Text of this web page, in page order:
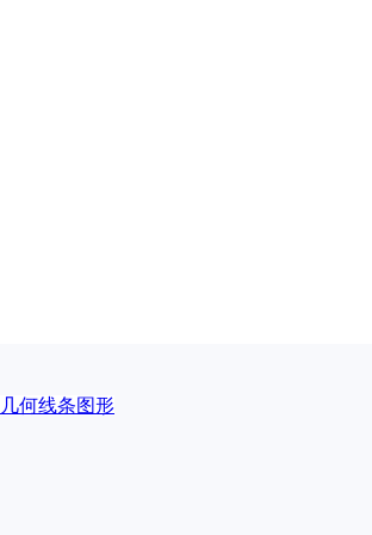
几何线条图形